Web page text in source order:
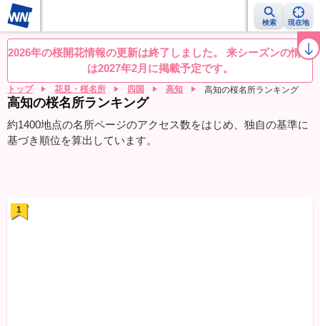
検索 現在地
桜レーダー 名所ランキング 桜開花予想NEWS お花見動画 目的別
2026年の桜開花情報の更新は終了しました。 来シーズンの情報
は2027年2月に掲載予定です。
トップ 花見・桜名所 四国 高知 高知の桜名所ランキング
高知の桜名所ランキング
約1400地点の名所ページのアクセス数をはじめ、独自の基準に
基づき順位を算出しています。
1